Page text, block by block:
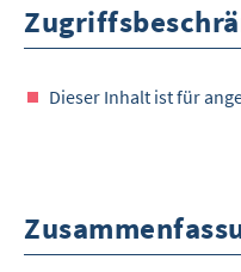
Dieser Inhalt ist für